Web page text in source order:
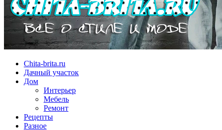
Chita-brita.ru
Дачный участок
Дом
Интерьер
Мебель
Ремонт
Рецепты
Разное